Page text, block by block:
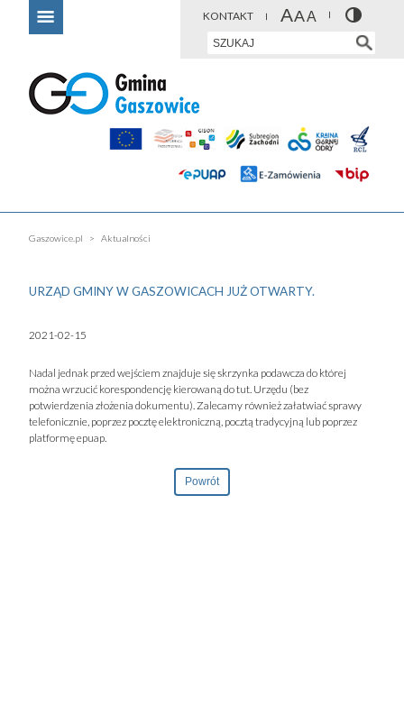
KONTAKT
Gaszowice.pl Aktualności
URZĄD GMINY W GASZOWICACH JUŻ OTWARTY.
2021-02-15
Nadal jednak przed wejściem znajduje się skrzynka podawcza do której
można wrzucić korespondencję kierowaną do tut. Urzędu (bez
potwierdzenia złożenia dokumentu). Zalecamy również załatwiać sprawy
telefonicznie, poprzez pocztę elektroniczną, pocztą tradycyjną lub poprzez
platformę epuap.
Powrót